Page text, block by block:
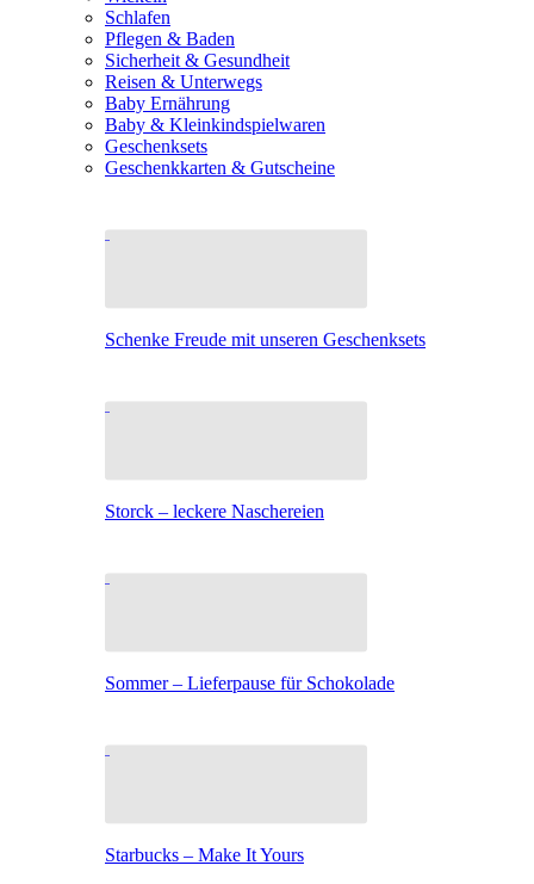
Schlafen
Pflegen & Baden
Sicherheit & Gesundheit
Reisen & Unterwegs
Baby Ernährung
Baby & Kleinkindspielwaren
Geschenksets
Geschenkkarten & Gutscheine
Schenke Freude mit unseren Geschenksets
Storck – leckere Naschereien
Sommer – Lieferpause für Schokolade
Starbucks – Make It Yours